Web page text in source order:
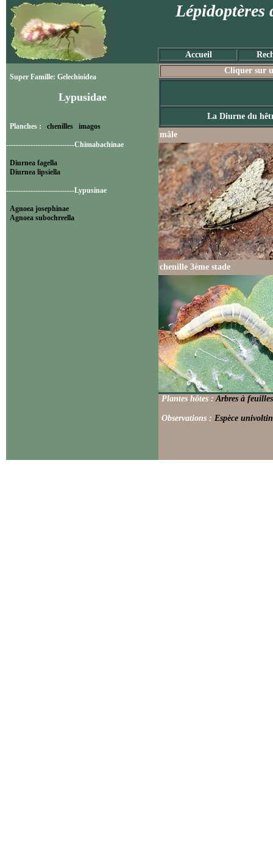
Lépidoptères
Accueil
Super Famille: Gelechioidea
Lypusidae
Planches : chenilles imagos
----------------------------Chimabachinae
Diurnea fagella
Diurnea lipsiella
----------------------------Lypusinae
Agnoea josephinae
Agnoea subochreella
Cliquer sur
La Diurne du
mâle
chenille 3ème stade
Plantes hôtes :Arbres à
Observations : Espèce